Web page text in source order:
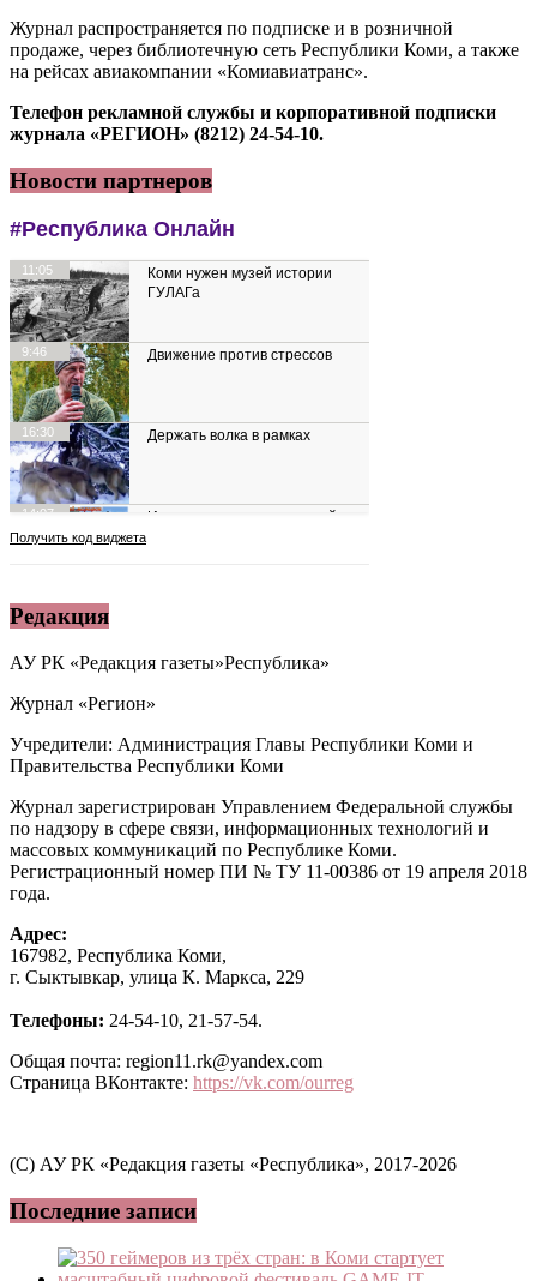
Журнал распространяется по подписке и в розничной
продаже, через библиотечную сеть Республики Коми, а также
на рейсах авиакомпании «Комиавиатранс».
Телефон рекламной службы и корпоративной подписки
журнала «РЕГИОН» (8212) 24-54-10.
Новости партнеров
Редакция
АУ РК «Редакция газеты»Республика»
Журнал «Регион»
Учредители: Администрация Главы Республики Коми и
Правительства Республики Коми
Журнал зарегистрирован Управлением Федеральной службы
по надзору в сфере связи, информационных технологий и
массовых коммуникаций по Республике Коми.
Регистрационный номер ПИ № ТУ 11-00386 от 19 апреля 2018
года.
Адрес:
167982, Республика Коми,
г. Сыктывкар, улица К. Маркса, 229
Телефоны: 24-54-10, 21-57-54.
Общая почта: region11.rk@yandex.com
Страница ВКонтакте: https://vk.com/ourreg
(C) АУ РК «Редакция газеты «Республика», 2017-2026
Последние записи